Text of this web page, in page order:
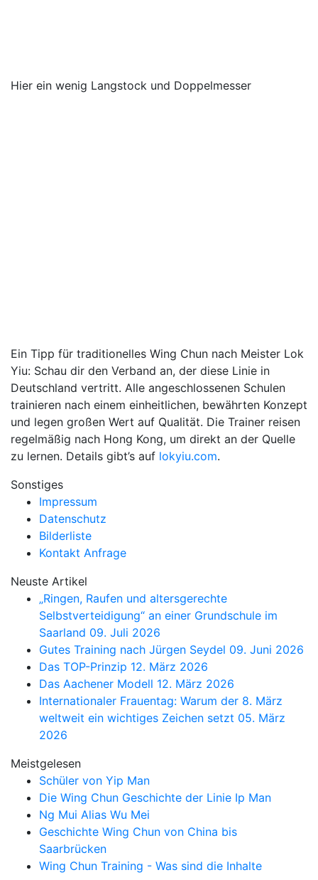
Hier ein wenig Langstock und Doppelmesser
Ein Tipp für traditionelles Wing Chun nach Meister Lok
Yiu: Schau dir den Verband an, der diese Linie in
Deutschland vertritt. Alle angeschlossenen Schulen
trainieren nach einem einheitlichen, bewährten Konzept
und legen großen Wert auf Qualität. Die Trainer reisen
regelmäßig nach Hong Kong, um direkt an der Quelle
zu lernen. Details gibt’s auf lokyiu.com.
Sonstiges
Impressum
Datenschutz
Bilderliste
Kontakt Anfrage
Neuste Artikel
„Ringen, Raufen und altersgerechte
Selbstverteidigung“ an einer Grundschule im
Saarland 09. Juli 2026
Gutes Training nach Jürgen Seydel 09. Juni 2026
Das TOP-Prinzip 12. März 2026
Das Aachener Modell 12. März 2026
Internationaler Frauentag: Warum der 8. März
weltweit ein wichtiges Zeichen setzt 05. März
2026
Meistgelesen
Schüler von Yip Man
Die Wing Chun Geschichte der Linie Ip Man
Ng Mui Alias Wu Mei
Geschichte Wing Chun von China bis
Saarbrücken
Wing Chun Training - Was sind die Inhalte